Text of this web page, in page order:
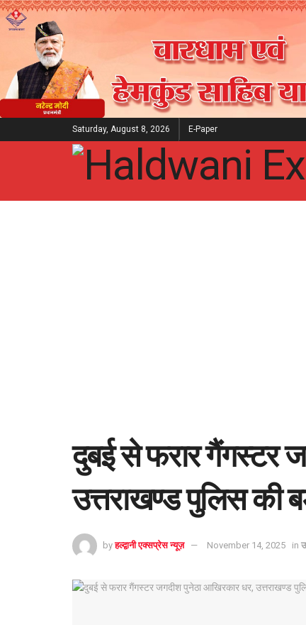
Saturday, August 8, 2026 E-Paper
दुबई से फरार गैंगस्टर
उत्तराखण्ड पुलिस की
by हल्द्वानी एक्सप्रेस न्यूज़ November 14, 2025 in